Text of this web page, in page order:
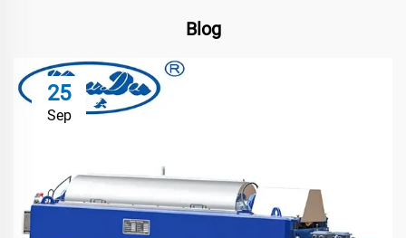
Blog
25
Sep